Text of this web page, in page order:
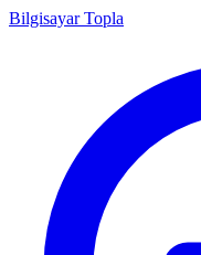
Bilgisayar Topla